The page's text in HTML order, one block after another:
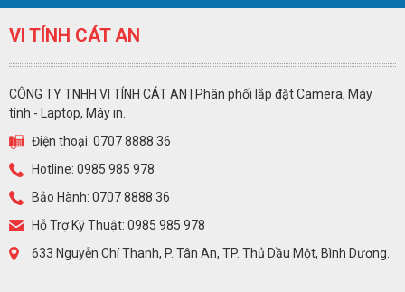
VI TÍNH CÁT AN
CÔNG TY TNHH VI TÍNH CÁT AN | Phân phối lắp đặt Camera, Máy
tính - Laptop, Máy in.
Điện thoại: 0707 8888 36
Hotline: 0985 985 978
Bảo Hành: 0707 8888 36
Hỗ Trợ Kỹ Thuật: 0985 985 978
633 Nguyễn Chí Thanh, P. Tân An, TP. Thủ Dầu Một, Bình Dương.